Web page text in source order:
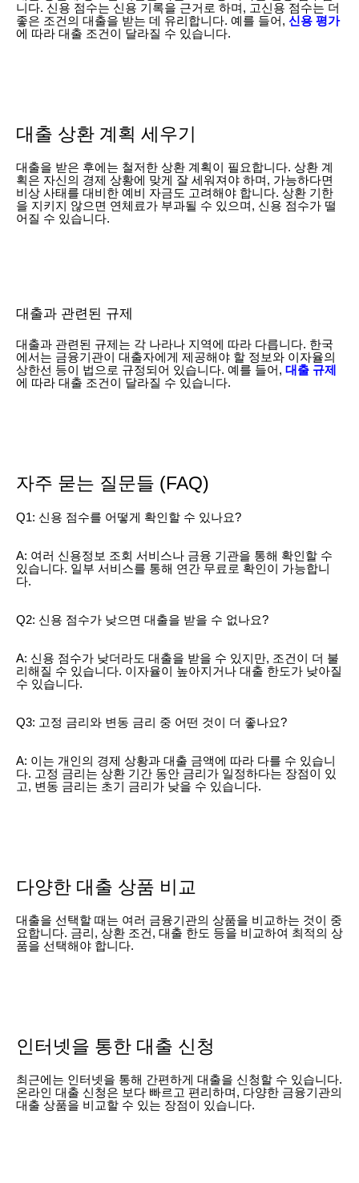
니다. 신용 점수는 신용 기록을 근거로 하며, 고신용 점수는 더
좋은 조건의 대출을 받는 데 유리합니다. 예를 들어, 신용 평가
에 따라 대출 조건이 달라질 수 있습니다.
대출 상환 계획 세우기
대출을 받은 후에는 철저한 상환 계획이 필요합니다. 상환 계
획은 자신의 경제 상황에 맞게 잘 세워져야 하며, 가능하다면
비상 사태를 대비한 예비 자금도 고려해야 합니다. 상환 기한
을 지키지 않으면 연체료가 부과될 수 있으며, 신용 점수가 떨
어질 수 있습니다.
대출과 관련된 규제
대출과 관련된 규제는 각 나라나 지역에 따라 다릅니다. 한국
에서는 금융기관이 대출자에게 제공해야 할 정보와 이자율의
상한선 등이 법으로 규정되어 있습니다. 예를 들어, 대출 규제
에 따라 대출 조건이 달라질 수 있습니다.
자주 묻는 질문들 (FAQ)
Q1: 신용 점수를 어떻게 확인할 수 있나요?
A: 여러 신용정보 조회 서비스나 금융 기관을 통해 확인할 수
있습니다. 일부 서비스를 통해 연간 무료로 확인이 가능합니
다.
Q2: 신용 점수가 낮으면 대출을 받을 수 없나요?
A: 신용 점수가 낮더라도 대출을 받을 수 있지만, 조건이 더 불
리해질 수 있습니다. 이자율이 높아지거나 대출 한도가 낮아질
수 있습니다.
Q3: 고정 금리와 변동 금리 중 어떤 것이 더 좋나요?
A: 이는 개인의 경제 상황과 대출 금액에 따라 다를 수 있습니
다. 고정 금리는 상환 기간 동안 금리가 일정하다는 장점이 있
고, 변동 금리는 초기 금리가 낮을 수 있습니다.
다양한 대출 상품 비교
대출을 선택할 때는 여러 금융기관의 상품을 비교하는 것이 중
요합니다. 금리, 상환 조건, 대출 한도 등을 비교하여 최적의 상
품을 선택해야 합니다.
인터넷을 통한 대출 신청
최근에는 인터넷을 통해 간편하게 대출을 신청할 수 있습니다.
온라인 대출 신청은 보다 빠르고 편리하며, 다양한 금융기관의
대출 상품을 비교할 수 있는 장점이 있습니다.